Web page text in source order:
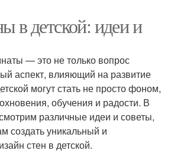
в детской: идеи и
— это не только вопрос
аспект, влияющий на развитие
могут стать не просто фоном,
обучения и радости. В
различные идеи и советы,
создать уникальный и
стен в детской.